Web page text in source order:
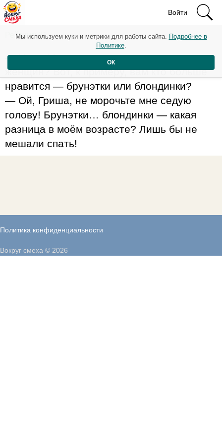
Войти
Рейтинг: 91
— Наум Маркович, а шо вы скажете за
женщин? Вот, к примеру, вам кто больше
нравится — брунэтки или блондинки?
— Ой, Гриша, не морочьте мне седую
голову! Брунэтки… блондинки — какая
разница в моём возрасте? Лишь бы не
мешали спать!
Политика конфиденциальности
Мы используем куки и метрики для работы сайта. Подробнее в
Политике.
ОК
Вокруг смеха © 2026